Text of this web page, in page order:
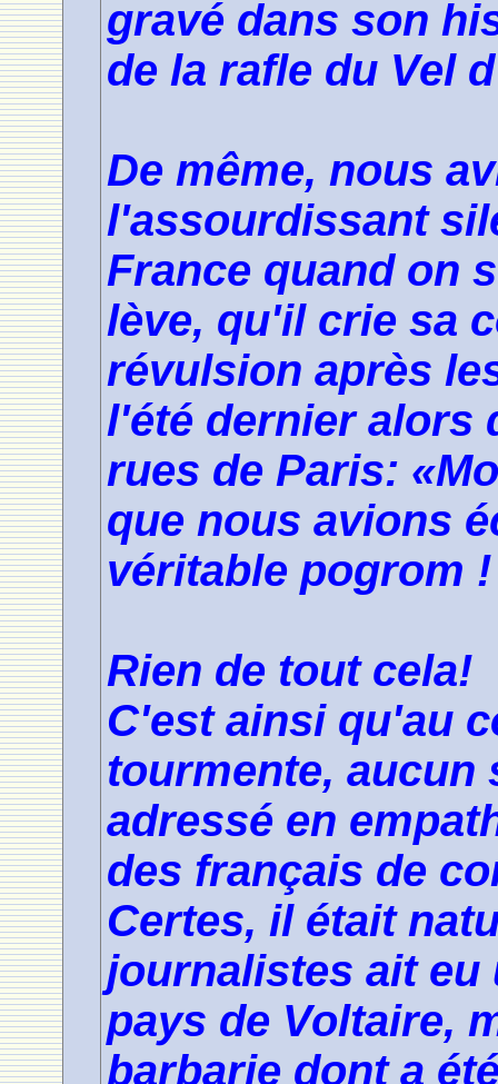
gravé dans son
de la rafle du Vel
De même, nous
l'assourdissant
France quand on
lève, qu'il crie sa
révulsion après
l'été dernier alors
rues de Paris:
que nous avions
véritable pogrom !
Rien de tout cela!
C'est ainsi qu'au
tourmente, aucun
adressé en
des français de
Certes, il était
journalistes ait eu
pays de Voltaire,
barbarie dont a